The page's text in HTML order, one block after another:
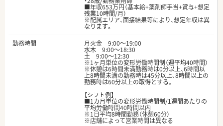
■年収653万円（基本給+薬剤師手当+賞与+想定
残業10時間/月）
※配属エリア、面接結果等により、想定年収は異
なります。
勤務時間
月火金 9:00〜19:00
水木 9:00〜18:30
土 9:00〜12:30
※1ヶ月単位の変形労働時間制（週平均40時間）
※休憩は6時間未満勤務時は0分以上、6時間以
上8時間未満の勤務時は45分以上、8時間以上の
勤務時は60分以上の取得とする。
【シフト例】
■1カ月単位の変形労働時間制/1週間あたりの
平均労働時間40時間以内
※1日平均8時間勤務（休憩60分）
※店舗によって営業時間は異なる